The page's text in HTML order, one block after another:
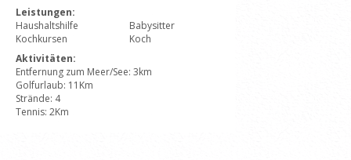
Leistungen:
Haushaltshilfe
Babysitter
Kochkursen
Koch
Aktivitäten:
Entfernung zum Meer/See: 3km
Golfurlaub: 11Km
Strände: 4
Tennis: 2Km